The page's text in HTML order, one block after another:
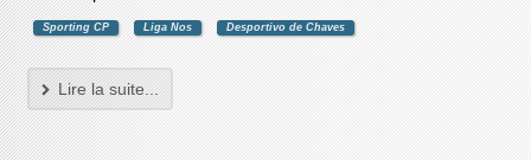
Sporting CP Liga Nos Desportivo de Chaves
Lire la suite...